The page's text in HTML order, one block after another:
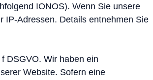
IONOS). Wenn Sie unsere
IP-Adressen. Details entnehmen Sie
DSGVO. Wir haben ein
Website. Sofern eine